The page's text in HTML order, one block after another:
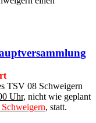
TSV 08 Schweigern
Uhr, nicht wie geplant
, statt.